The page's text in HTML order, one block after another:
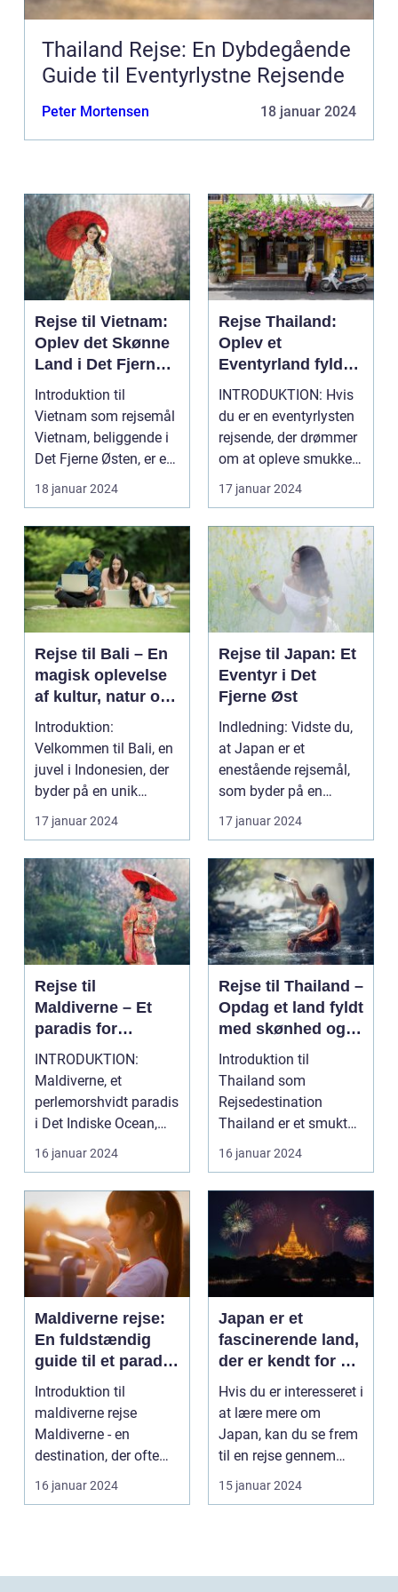
Thailand Rejse: En Dybdegående
Guide til Eventyrlystne Rejsende
Peter Mortensen 18 januar 2024
Rejse til Vietnam:
Oplev det Skønne
Land i Det Fjerne
Østen
Introduktion til
Vietnam som rejsemål
Vietnam, beliggende i
Det Fjerne Østen, er et
land med en rig...
18 januar 2024
Rejse Thailand:
Oplev et
Eventyrland fyldt
med Historie og
Skønhed
INTRODUKTION: Hvis
du er en eventyrlysten
rejsende, der drømmer
om at opleve smukke
strande, rig ku...
17 januar 2024
Rejse til Bali – En
magisk oplevelse
af kultur, natur og
eventyr
Introduktion:
Velkommen til Bali, en
juvel i Indonesien, der
byder på en unik
rejseoplevelse fyldt
m...
17 januar 2024
Rejse til Japan: Et
Eventyr i Det
Fjerne Øst
Indledning: Vidste du,
at Japan er et
enestående rejsemål,
som byder på en
udfordrende blanding
af t...
17 januar 2024
Rejse til
Maldiverne – Et
paradis for
eventyrlystne
rejsende
INTRODUKTION:
Maldiverne, et
perlemorshvidt paradis
i Det Indiske Ocean,
har længe været en
drømmede...
16 januar 2024
Rejse til Thailand –
Opdag et land fyldt
med skønhed og
kultur
Introduktion til
Thailand som
Rejsedestination
Thailand er et smukt
og fascinerende land
beliggende...
16 januar 2024
Maldiverne rejse:
En fuldstændig
guide til et paradis
på jorden
Introduktion til
maldiverne rejse
Maldiverne - en
destination, der ofte
bringer billeder af
snehvid...
16 januar 2024
Japan er et
fascinerende land,
der er kendt for sin
rige kultur, unikke
traditioner og
fantastiske
naturlandskaber
Hvis du er interesseret i
at lære mere om
Japan, kan du se frem
til en rejse gennem
historien, smage...
15 januar 2024